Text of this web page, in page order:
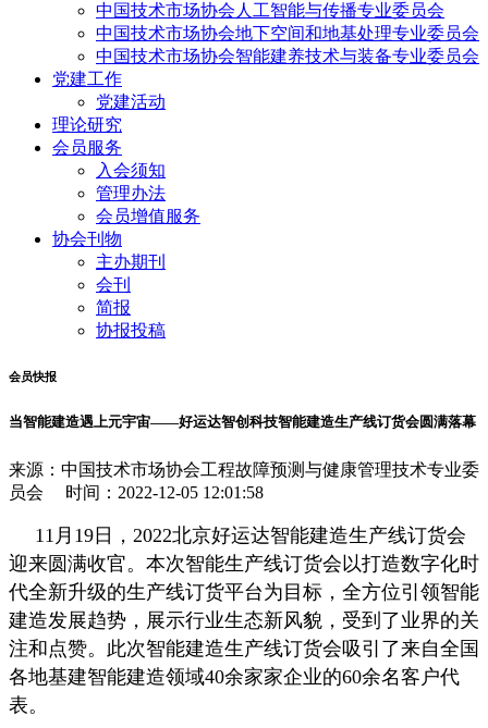
中国技术市场协会人工智能与传播专业委员会
中国技术市场协会地下空间和地基处理专业委员会
中国技术市场协会智能建养技术与装备专业委员会
党建工作
党建活动
理论研究
会员服务
入会须知
管理办法
会员增值服务
协会刊物
主办期刊
会刊
简报
协报投稿
会员快报
当智能建造遇上元宇宙——好运达智创科技智能建造生产线订货会圆满落幕
来源：中国技术市场协会工程故障预测与健康管理技术专业委
员会 时间：2022-12-05 12:01:58
11月19日，2022北京好运达智能建造生产线订货会
迎来圆满收官。本次智能生产线订货会以打造数字化时
代全新升级的生产线订货平台为目标，全方位引领智能
建造发展趋势，展示行业生态新风貌，受到了业界的关
注和点赞。此次智能建造生产线订货会吸引了来自全国
各地基建智能建造领域40余家家企业的60余名客户代
表。